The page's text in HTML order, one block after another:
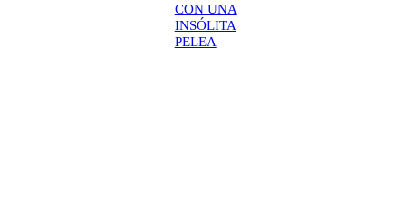
CON UNA
INSÓLITA
PELEA